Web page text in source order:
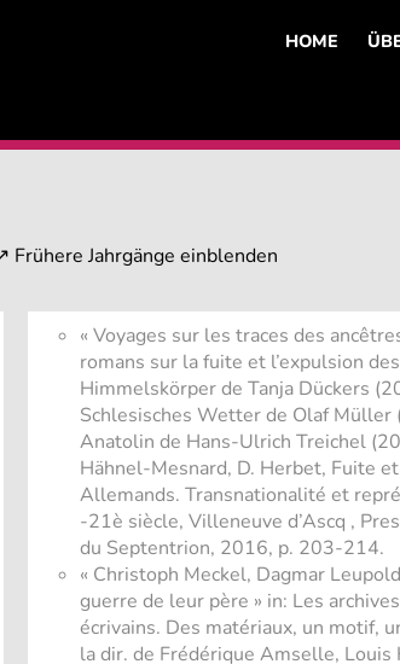
HOME
« Voyages sur les traces des
romans sur la fuite et l’expulsion
Himmelskörper de Tanja Dückers
Schlesisches Wetter de Olaf Müller
Anatolin de Hans-Ulrich Treichel
Hähnel-Mesnard, D. Herbet, Fuite
Allemands. Transnationalité et
-21è siècle, Villeneuve d’Ascq ,
du Septentrion, 2016, p. 203-214.
« Christoph Meckel, Dagmar
guerre de leur père » in: Les
écrivains. Des matériaux, un motif,
la dir. de Frédérique Amselle, Louis